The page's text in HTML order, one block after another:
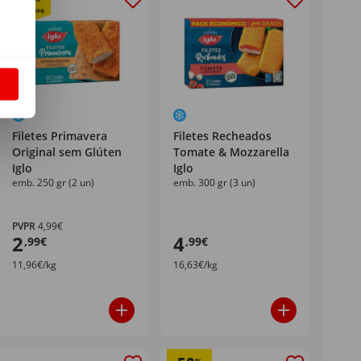
Filetes Primavera
Original sem Glúten
Iglo
emb. 250 gr (2 un)
PVPR4,99€
2,99€
11,96€/kg
Filetes Recheados
Tomate & Mozzarella
Iglo
emb. 300 gr (3 un)
4,99€
16,63€/kg